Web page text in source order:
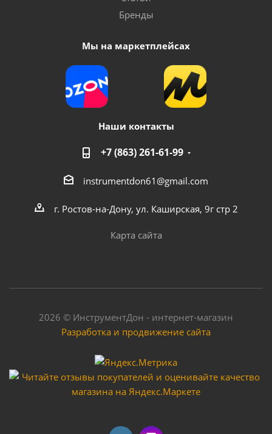
Бренды
Мы на маркетплейсах
Наши контакты
+7 (863) 261-61-99
instrumentdon61@gmail.com
г. Ростов-на-Дону, ул. Каширская, 9г стр 2
Карта сайта
2026 © ИнструментДон - интернет-магазин
Разработка и продвижение сайта